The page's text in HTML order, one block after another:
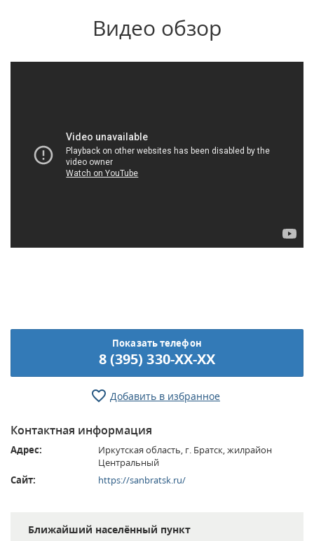
Видео обзор
Показать телефон
8 (395) 330-XX-XX
Добавить в избранное
Контактная информация
Адрес:
Иркутская область, г. Братск, жилрайон
Центральный
Сайт:
https://sanbratsk.ru/
Ближайший населённый пункт